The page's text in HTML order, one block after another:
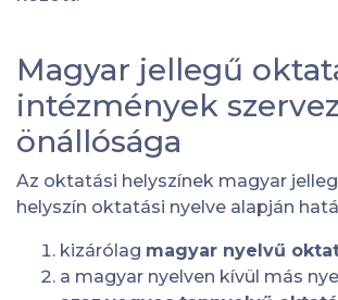
Magyar jellegű
intézmények
önállósága
Az oktatási helyszínek magyar
helyszín oktatási nyelve alapján
kizárólag magyar nyelvű
a magyar nyelven kívül más